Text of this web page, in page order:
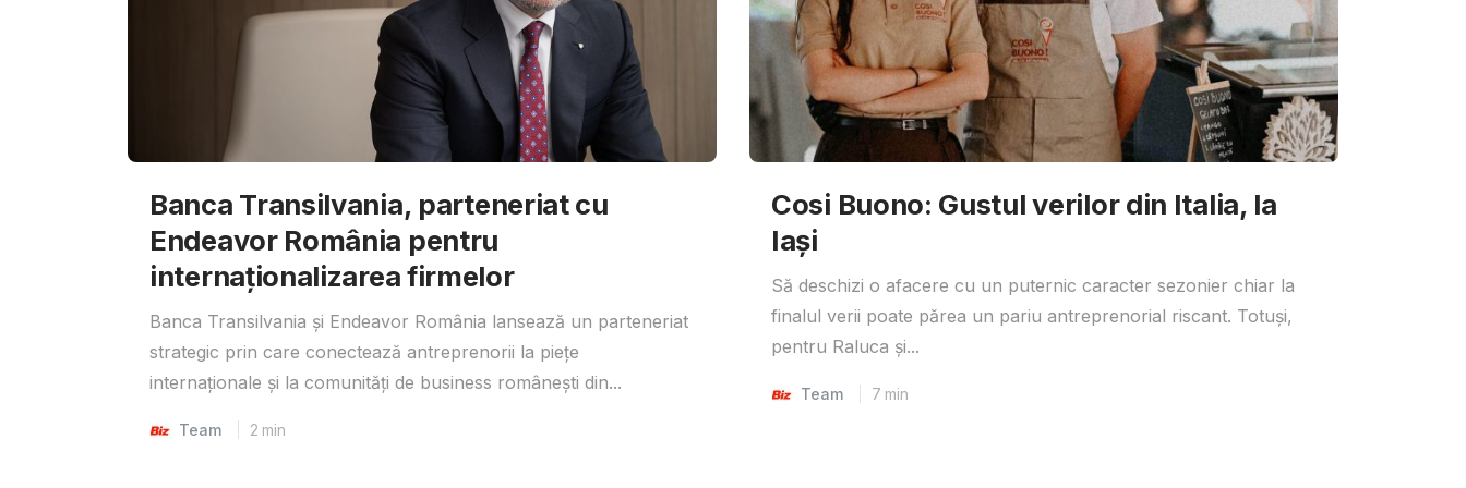
Banca Transilvania, parteneriat cu
Endeavor România pentru
internaționalizarea firmelor
Banca Transilvania și Endeavor România lansează un parteneriat
strategic prin care conectează antreprenorii la piețe
internaționale și la comunități de business românești din...
Team 2 min
Cosi Buono: Gustul verilor din Italia, la
Iași
Să deschizi o afacere cu un puternic caracter sezonier chiar la
finalul verii poate părea un pariu antreprenorial riscant. Totuși,
pentru Raluca și...
Team 7 min